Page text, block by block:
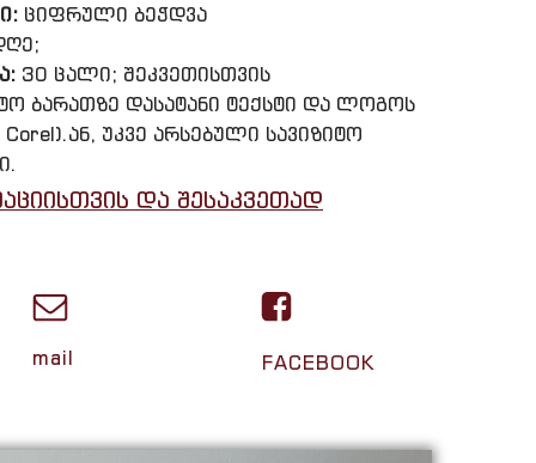
ციფრული ბეჭდვა
30 ცალი; შეკვეთისთვის
ბარათზე დასატანი ტექსტი და ლოგოს
უკვე არსებული სავიზიტო
და შესაკვეთად
mail FACEBOOK